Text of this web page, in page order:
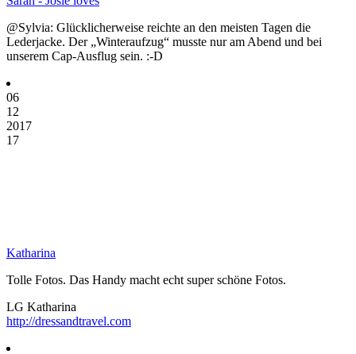
@Sylvia: Glücklicherweise reichte an den meisten Tagen die
Lederjacke. Der „Winteraufzug“ musste nur am Abend und bei
unserem Cap-Ausflug sein. :-D
06
12
2017
17
Katharina
Tolle Fotos. Das Handy macht echt super schöne Fotos.
LG Katharina
http://dressandtravel.com